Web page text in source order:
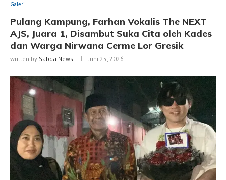
Galeri
Pulang Kampung, Farhan Vokalis The NEXT
AJS, Juara 1, Disambut Suka Cita oleh Kades
dan Warga Nirwana Cerme Lor Gresik
written by Sabda News Juni 25, 2026